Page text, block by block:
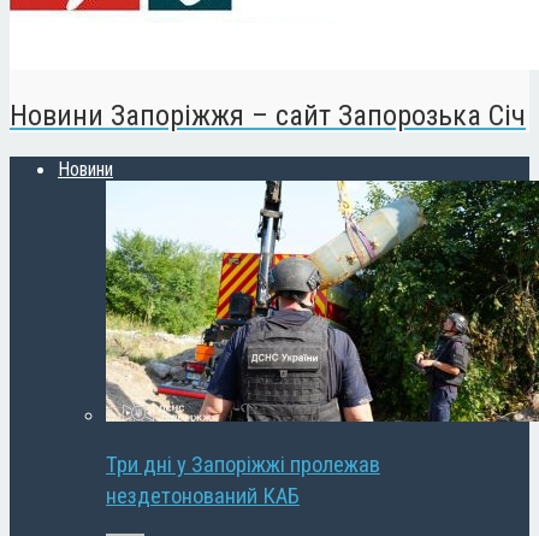
Новини Запоріжжя – сайт Запорозька Січ
Новини
Три дні у Запоріжжі пролежав
нездетонований КАБ